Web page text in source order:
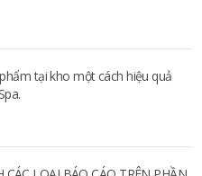
tại kho một cách hiệu quả